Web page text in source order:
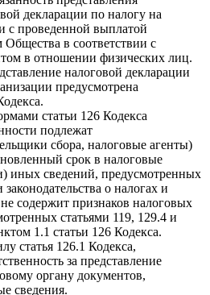
декларации по налогу на
с проведенной выплатой
в соответствии с
в отношении физических лиц.
налоговой декларации
предусмотрена
статьи 126 Кодекса
подлежат
сбора, налоговые агенты)
срок в налоговые
иных сведений, предусмотренных
о налогах и
содержит признаков налоговых
статьями 119, 129.4 и
1.1 статьи 126 Кодекса.
статья 126.1 Кодекса,
за представление
органу документов,
сведения.